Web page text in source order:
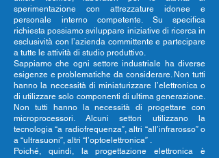
sperimentazione con attrezzature idonee e
personale interno competente. Su specifica
richiesta possiamo sviluppare iniziative di ricerca in
esclusività con l’azienda committente e partecipare
a tutte le attività di studio produttivo.
Sappiamo che ogni settore industriale ha diverse
esigenze e problematiche da considerare. Non tutti
hanno la necessità di miniaturizzare l’elettronica o
di utilizzare solo componenti di ultima generazione.
Non tutti hanno la necessità di progettare con
microprocessori. Alcuni settori utilizzano la
tecnologia “a radiofrequenza”, altri “all’infrarosso” o
a “ultrasuoni”, altri “l’optoelettronica” .
Poiché, quindi, la progettazione elettronica è